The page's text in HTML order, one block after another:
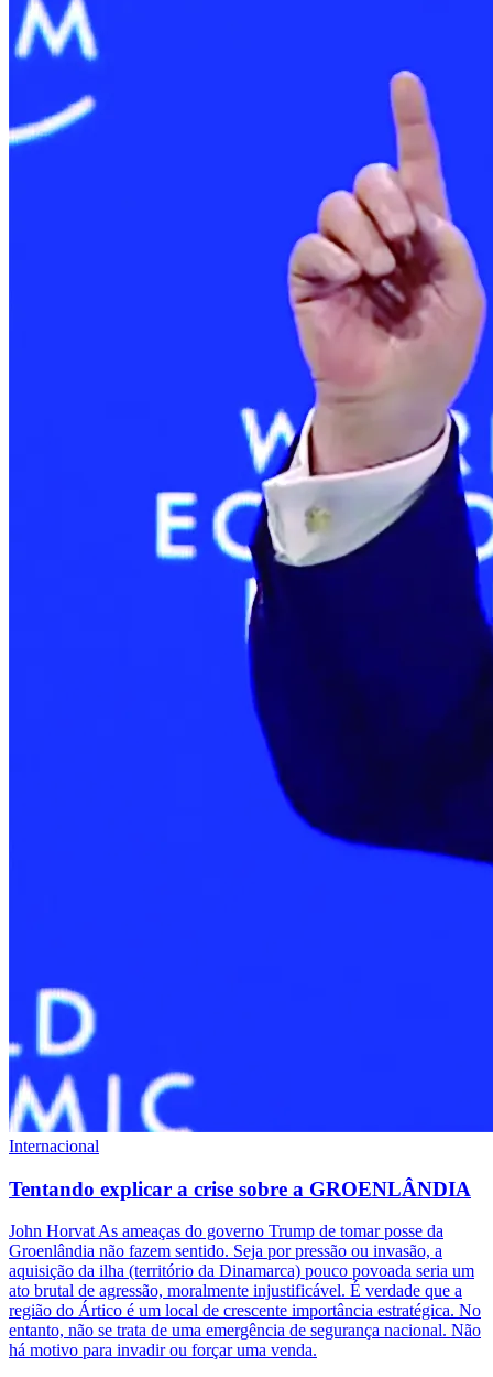
Internacional
Tentando explicar a crise sobre a GROENLÂNDIA
John Horvat As ameaças do governo Trump de tomar posse da
Groenlândia não fazem sentido. Seja por pressão ou invasão, a
aquisição da ilha (território da Dinamarca) pouco povoada seria um
ato brutal de agressão, moralmente injustificável. É verdade que a
região do Ártico é um local de crescente importância estratégica. No
entanto, não se trata de uma emergência de segurança nacional. Não
há motivo para invadir ou forçar uma venda.